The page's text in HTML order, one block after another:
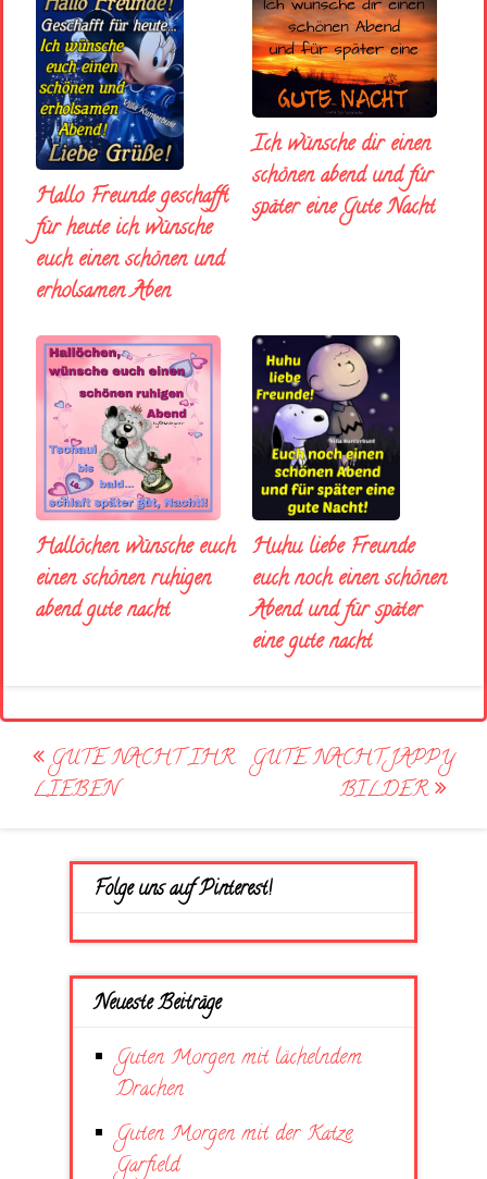
Hallo Freunde geschafft
für heute ich wünsche
euch einen schönen und
erholsamen Aben
Ich wünsche dir einen
schönen abend und fúr
später eine Gute Nacht
Hallöchen wünsche euch
einen schönen ruhigen
abend gute nacht
Huhu liebe Freunde
euch noch einen schönen
Abend und für später
eine gute nacht
Post
navigation
GUTE NACHT IHR
LIEBEN
GUTE NACHT JAPPY
BILDER
Folge uns auf Pinterest!
Neueste Beiträge
Guten Morgen mit lächelndem
Drachen
Guten Morgen mit der Katze
Garfield